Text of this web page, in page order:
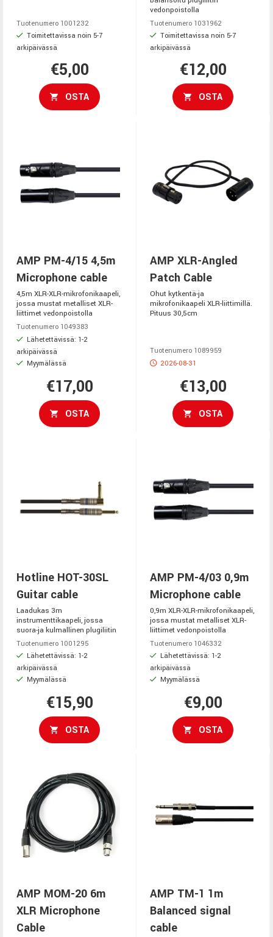
Tuotenumero 1001232
Toimitettavissa noin 5-7
arkipäivässä
€5,00
OSTA
vedonpoistolla
Tuotenumero 1031962
Toimitettavissa noin 5-7
arkipäivässä
€12,00
OSTA
AMP PM-4/15 4,5m
Microphone cable
4,5m XLR-XLR-mikrofonikaapeli,
jossa mustat metalliset XLR-
liittimet vedonpoistolla
Tuotenumero 1049383
Lähetettävissä: 1-2
arkipäivässä
Myymälässä
€17,00
OSTA
AMP XLR-Angled
Patch Cable
Ohut kytkentä-ja
mikrofonikaapeli XLR-liittimillä.
Pituus 30,5cm
Tuotenumero 1089959
2026-08-31
€13,00
OSTA
Hotline HOT-30SL
Guitar cable
Laadukas 3m
instrumenttikaapeli, jossa
suora-ja kulmallinen plugiliitin
Tuotenumero 1001295
Lähetettävissä: 1-2
arkipäivässä
Myymälässä
€15,90
OSTA
AMP PM-4/03 0,9m
Microphone cable
0,9m XLR-XLR-mikrofonikaapeli,
jossa mustat metalliset XLR-
liittimet vedonpoistolla
Tuotenumero 1046332
Lähetettävissä: 1-2
arkipäivässä
Myymälässä
€9,00
OSTA
AMP MOM-20 6m
XLR Microphone
Cable
AMP TM-1 1m
Balanced signal
cable